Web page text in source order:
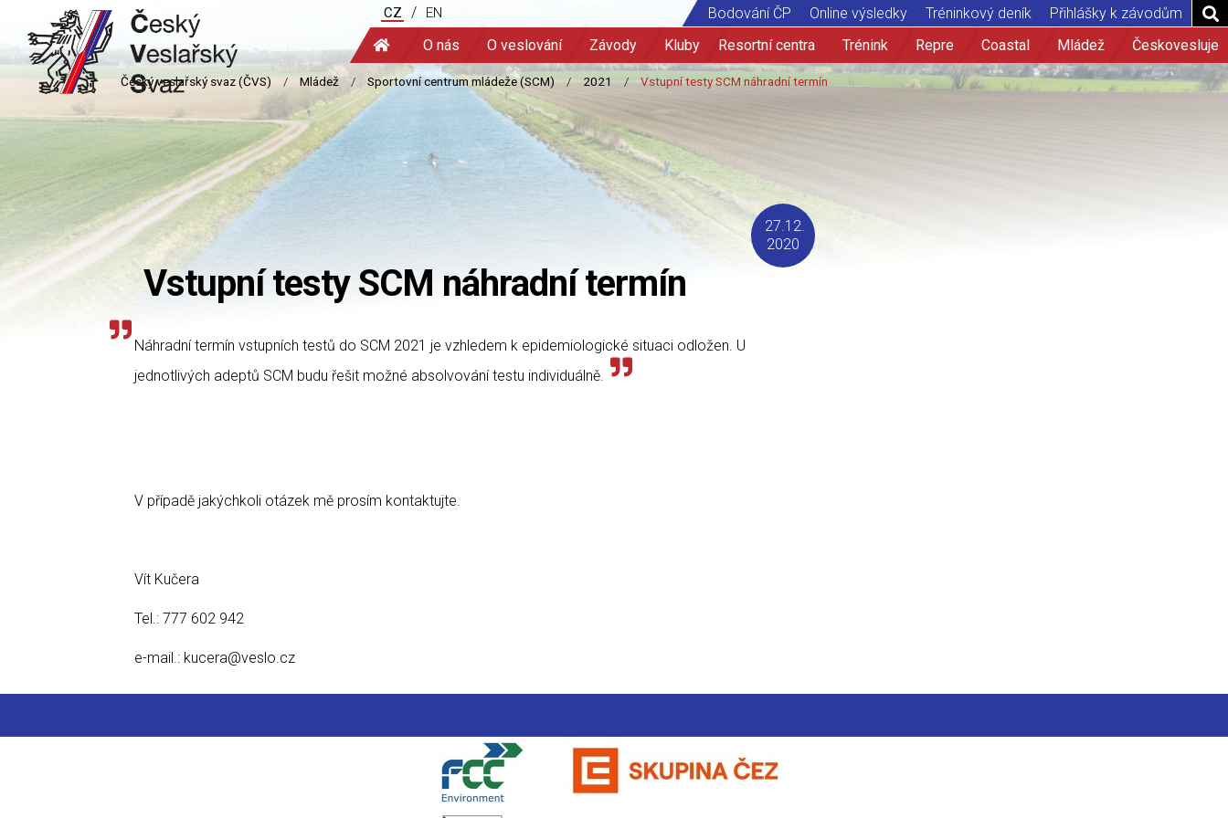
CZ / EN Bodování ČP Online výsledky Tréninkový deník
Přihlášky k závodům
O nás
O veslování Závody Kluby Resortní centra Trénink Repre Coastal Mládež Českovesluje
Vstupní testy SCM náhradní termín
27.12.
2020
Náhradní termín vstupních testů do SCM 2021 je vzhledem k epidemiologické situaci odložen. U
jednotlivých adeptů SCM budu řešit možné absolvování testu individuálně.
V případě jakýchkoli otázek mě prosím kontaktujte.
Vít Kučera
Tel.: 777 602 942
e-mail.: kucera@veslo.cz